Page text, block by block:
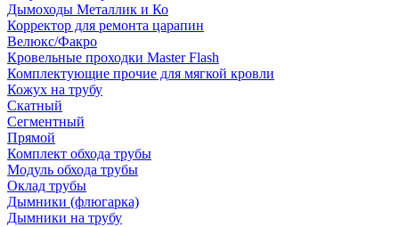
Дымоходы Металлик и Ко
Корректор для ремонта царапин
Велюкс/Факро
Кровельные проходки Master Flash
Комплектующие прочие для мягкой кровли
Кожух на трубу
Скатный
Сегментный
Прямой
Комплект обхода трубы
Модуль обхода трубы
Оклад трубы
Дымники (флюгарка)
Дымники на трубу